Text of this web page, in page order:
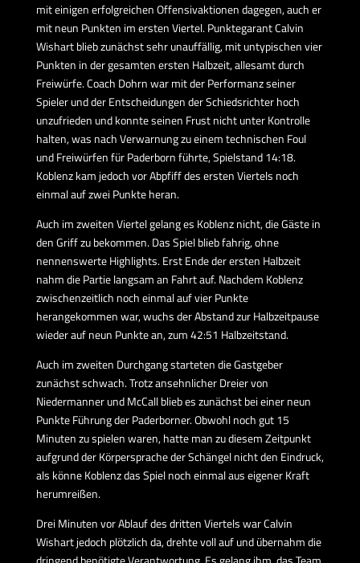
mit einigen erfolgreichen Offensivaktionen dagegen, auch er
mit neun Punkten im ersten Viertel. Punktegarant Calvin
Wishart blieb zunächst sehr unauffällig, mit untypischen vier
Punkten in der gesamten ersten Halbzeit, allesamt durch
Freiwürfe. Coach Dohrn war mit der Performanz seiner
Spieler und der Entscheidungen der Schiedsrichter hoch
unzufrieden und konnte seinen Frust nicht unter Kontrolle
halten, was nach Verwarnung zu einem technischen Foul
und Freiwürfen für Paderborn führte, Spielstand 14:18.
Koblenz kam jedoch vor Abpfiff des ersten Viertels noch
einmal auf zwei Punkte heran.
Auch im zweiten Viertel gelang es Koblenz nicht, die Gäste in
den Griff zu bekommen. Das Spiel blieb fahrig, ohne
nennenswerte Highlights. Erst Ende der ersten Halbzeit
nahm die Partie langsam an Fahrt auf. Nachdem Koblenz
zwischenzeitlich noch einmal auf vier Punkte
herangekommen war, wuchs der Abstand zur Halbzeitpause
wieder auf neun Punkte an, zum 42:51 Halbzeitstand.
Auch im zweiten Durchgang starteten die Gastgeber
zunächst schwach. Trotz ansehnlicher Dreier von
Niedermanner und McCall blieb es zunächst bei einer neun
Punkte Führung der Paderborner. Obwohl noch gut 15
Minuten zu spielen waren, hatte man zu diesem Zeitpunkt
aufgrund der Körpersprache der Schängel nicht den Eindruck,
als könne Koblenz das Spiel noch einmal aus eigener Kraft
herumreißen.
Drei Minuten vor Ablauf des dritten Viertels war Calvin
Wishart jedoch plötzlich da, drehte voll auf und übernahm die